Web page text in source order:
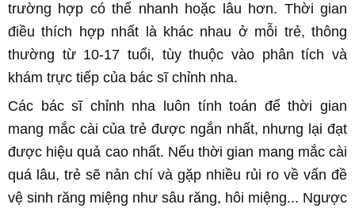
trường hợp có thể nhanh hoặc lâu hơn. Thời gian
điều thích hợp nhất là khác nhau ở mỗi trẻ, thông
thường từ 10-17 tuổi, tùy thuộc vào phân tích và
khám trực tiếp của bác sĩ chỉnh nha.
Các bác sĩ chỉnh nha luôn tính toán để thời gian
mang mắc cài của trẻ được ngắn nhất, nhưng lại đạt
được hiệu quả cao nhất. Nếu thời gian mang mắc cài
quá lâu, trẻ sẽ nản chí và gặp nhiều rủi ro về vấn đề
vệ sinh răng miệng như sâu răng, hôi miệng... Ngược